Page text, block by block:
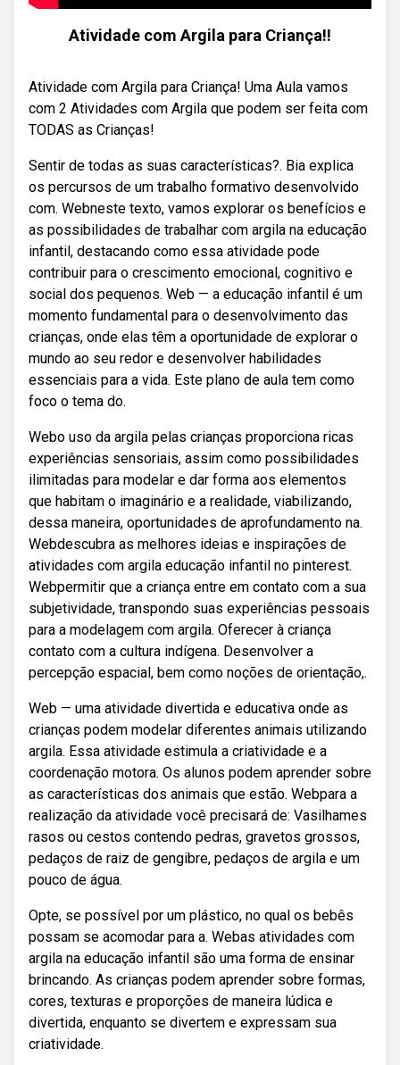
Atividade com Argila para Criança!!
Atividade com Argila para Criança! Uma Aula vamos
com 2 Atividades com Argila que podem ser feita com
TODAS as Crianças!
Sentir de todas as suas características?. Bia explica
os percursos de um trabalho formativo desenvolvido
com. Webneste texto, vamos explorar os benefícios e
as possibilidades de trabalhar com argila na educação
infantil, destacando como essa atividade pode
contribuir para o crescimento emocional, cognitivo e
social dos pequenos. Web — a educação infantil é um
momento fundamental para o desenvolvimento das
crianças, onde elas têm a oportunidade de explorar o
mundo ao seu redor e desenvolver habilidades
essenciais para a vida. Este plano de aula tem como
foco o tema do.
Webo uso da argila pelas crianças proporciona ricas
experiências sensoriais, assim como possibilidades
ilimitadas para modelar e dar forma aos elementos
que habitam o imaginário e a realidade, viabilizando,
dessa maneira, oportunidades de aprofundamento na.
Webdescubra as melhores ideias e inspirações de
atividades com argila educação infantil no pinterest.
Webpermitir que a criança entre em contato com a sua
subjetividade, transpondo suas experiências pessoais
para a modelagem com argila. Oferecer à criança
contato com a cultura indígena. Desenvolver a
percepção espacial, bem como noções de orientação,.
Web — uma atividade divertida e educativa onde as
crianças podem modelar diferentes animais utilizando
argila. Essa atividade estimula a criatividade e a
coordenação motora. Os alunos podem aprender sobre
as características dos animais que estão. Webpara a
realização da atividade você precisará de: Vasilhames
rasos ou cestos contendo pedras, gravetos grossos,
pedaços de raiz de gengibre, pedaços de argila e um
pouco de água.
Opte, se possível por um plástico, no qual os bebês
possam se acomodar para a. Webas atividades com
argila na educação infantil são uma forma de ensinar
brincando. As crianças podem aprender sobre formas,
cores, texturas e proporções de maneira lúdica e
divertida, enquanto se divertem e expressam sua
criatividade.